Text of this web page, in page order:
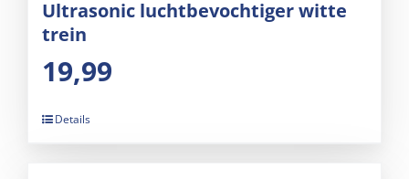
Ultrasonic luchtbevochtiger witte
trein
19,99
Details